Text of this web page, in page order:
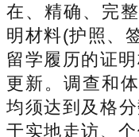
在、精确、完
明材料(护照、
留学履历的证
更新。调查和
均须达到及格
于实地走访、